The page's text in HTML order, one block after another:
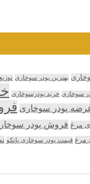
بهترین پودر سوخاری
سوخاری خرید پودرسوخاری
پودر سوخاری
مرغ فروش پودر
مرغ قیمت پودر سوخاری پانکو